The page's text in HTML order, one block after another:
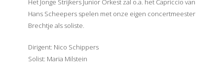
Het Jonge Strijkers Junior Orkest zal o.a. het Capriccio van
Hans Scheepers spelen met onze eigen concertmeester
Brechtje als soliste.
Dirigent: Nico Schippers
Solist: Maria Milstein